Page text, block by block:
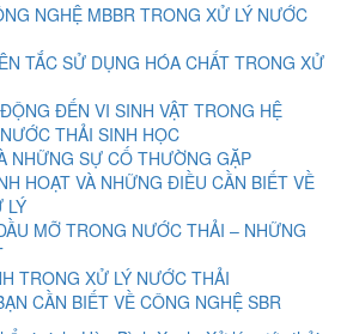
NGHỆ MBBR TRONG XỬ LÝ NƯỚC
TẮC SỬ DỤNG HÓA CHẤT TRONG XỬ
ĐẾN VI SINH VẬT TRONG HỆ
THẢI SINH HỌC
NHỮNG SỰ CỐ THƯỜNG GẶP
HOẠT VÀ NHỮNG ĐIỀU CẦN BIẾT VỀ
LÝ
MỠ TRONG NƯỚC THẢI – NHỮNG
TRONG XỬ LÝ NƯỚC THẢI
CẦN BIẾT VỀ CÔNG NGHỆ SBR